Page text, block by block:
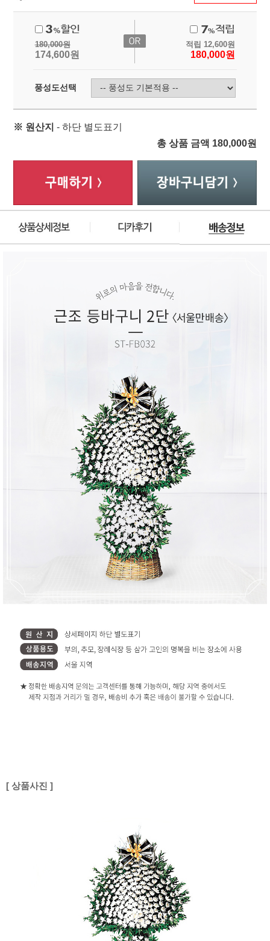
180,000원
174,600원
적립 12,600원
180,000원
풍성도선택
※ 원산지 - 하단 별도표기
총 상품 금액 180,000원
[ 상품사진 ]